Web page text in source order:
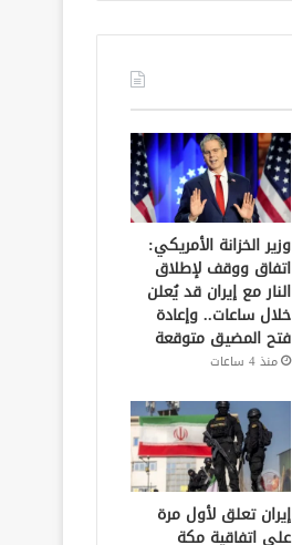
وزير الخزانة الأمريكي:
اتفاق ووقف لإطلاق
النار مع إيران قد يُعلن
خلال ساعات.. وإعادة
فتح المضيق متوقعة
منذ 4 ساعات
إيران تعلق لأول مرة
على اتفاقية مكة